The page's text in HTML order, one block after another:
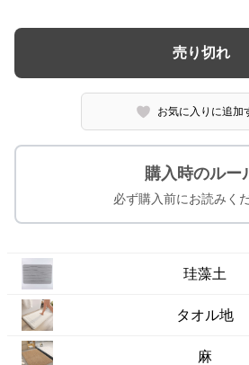
売り切れ
お気に入りに追加
購入時のルー
必ず購入前にお読みく
珪藻土
タオル地
麻